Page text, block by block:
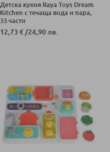
Детска кухня Raya Toys Dream
Kitchen с течаща вода и пара,
33 части
12,73 € /24,90 лв.